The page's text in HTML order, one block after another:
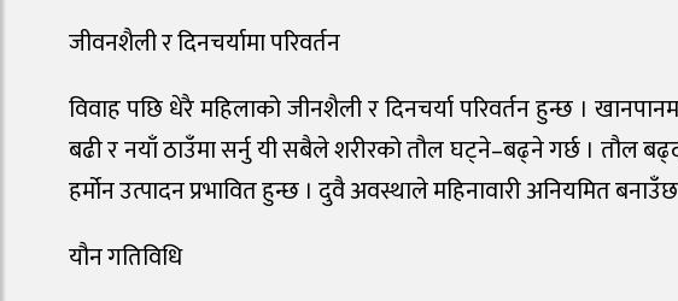
जीवनशैली र दिनचर्यामा परिवर्तन
विवाह पछि धेरै महिलाको जीनशैली र दिनचर्या परिवर्तन हुन्छ ।
बढी र नयाँ ठाउँमा सर्नु यी सबैले शरीरको तौल घट्ने–बढ्ने गर्छ । तौल
हर्मोन उत्पादन प्रभावित हुन्छ । दुवै अवस्थाले महिनावारी अनियमित
यौन गतिविधि